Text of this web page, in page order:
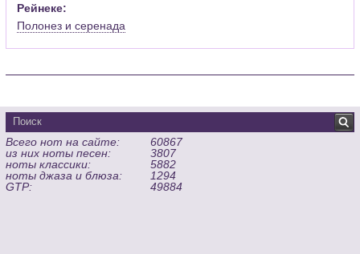
Рейнеке:
Полонез и серенада
Всего нот на сайте:
60867
из них ноты песен:
3807
ноты классики:
5882
ноты джаза и блюза:
1294
GTP:
49884